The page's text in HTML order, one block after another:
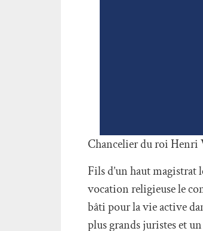
Chancelier du roi Henri
Fils d’un haut magistrat
vocation religieuse le
bâti pour la vie active
plus grands juristes et